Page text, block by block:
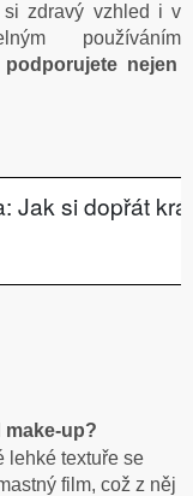
si zdravý vzhled i v
používáním
podporujete nejen
up?
lehké textuře se
film, což z něj